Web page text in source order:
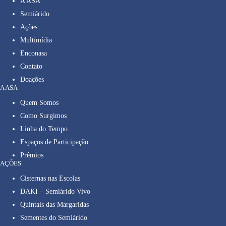
Semiárido
Ações
Multimídia
Enconasa
Contato
Doações
A ASA
Quem Somos
Como Surgimos
Linha do Tempo
Espaços de Participação
Prêmios
AÇÕES
Cisternas nas Escolas
DAKI – Semiárido Vivo
Quintais das Margaridas
Sementes do Semiárido